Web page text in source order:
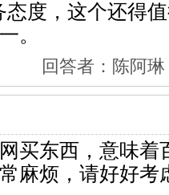
态度，这个还得
。
回答者：陈阿
买东西，意味着
麻烦，请好好考